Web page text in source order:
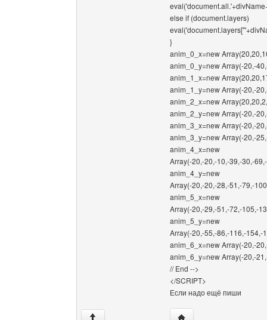
else if (document.layers)
}
anim_0_x=new
anim_0_y=new Array(-20,-
anim_1_x=new
anim_1_y=new Array(-20,-
anim_2_x=new
anim_2_y=new Array(-20,-
anim_3_x=new Array(-20,-
anim_3_y=new Array(-20,-
anim_4_x=new
Array(-20,-20,-10,-39,-30,-
anim_4_y=new
Array(-20,-20,-28,-51,-79,-
anim_5_x=new
Array(-20,-29,-51,-72,-105,-
anim_5_y=new
Array(-20,-55,-86,-116,-154,-
anim_6_x=new Array(-20,-
anim_6_y=new Array(-20,-
// End -->
</SCRIPT>
Если надо ещё пиши
↑ Посетить сайт